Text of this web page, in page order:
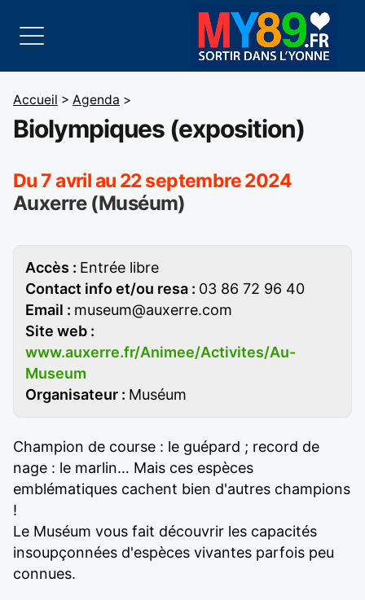
Accueil > Agenda >
Biolympiques (exposition)
Du 7 avril au 22 septembre 2024
Auxerre (Muséum)
Accès : Entrée libre
Contact info et/ou resa : 03 86 72 96 40
Email : museum@auxerre.com
Site web :
www.auxerre.fr/Animee/Activites/Au-
Museum
Organisateur : Muséum
Champion de course : le guépard ; record de
nage : le marlin… Mais ces espèces
emblématiques cachent bien d'autres champions
!
Le Muséum vous fait découvrir les capacités
insoupçonnées d'espèces vivantes parfois peu
connues.